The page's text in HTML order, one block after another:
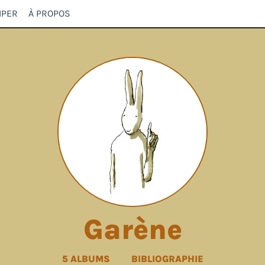
À PROPOS
Garène
5 ALBUMS BIBLIOGRAPHIE